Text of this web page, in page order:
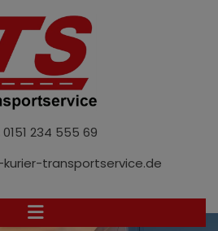
0151 234 555 69
transportservice.de